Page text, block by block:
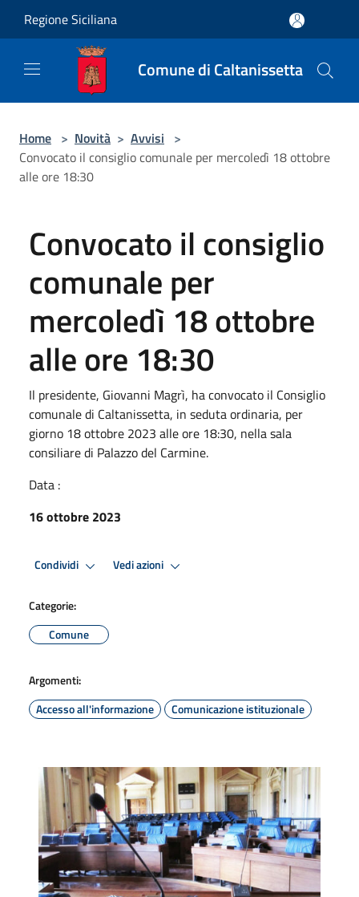
Regione Siciliana
Comune di Caltanissetta
Home > Novità > Avvisi >
Convocato il consiglio comunale per mercoledì 18 ottobre
alle ore 18:30
Convocato il consiglio
comunale per
mercoledì 18 ottobre
alle ore 18:30
Il presidente, Giovanni Magrì, ha convocato il Consiglio
comunale di Caltanissetta, in seduta ordinaria, per
giorno 18 ottobre 2023 alle ore 18:30, nella sala
consiliare di Palazzo del Carmine.
Data :
16 ottobre 2023
Condividi Vedi azioni
Categorie:
Comune
Argomenti:
Accesso all'informazione
Comunicazione istituzionale